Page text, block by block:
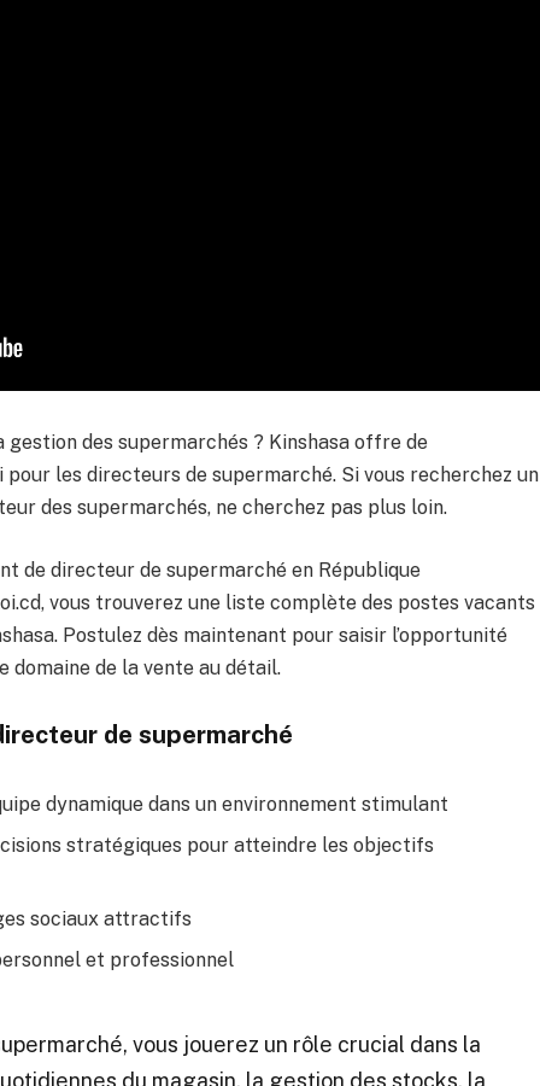
gestion des supermarchés ? Kinshasa offre de
pour les directeurs de supermarché. Si vous recherchez un
des supermarchés, ne cherchez pas plus loin.
de directeur de supermarché en République
vous trouverez une liste complète des postes vacants
Postulez dès maintenant pour saisir l’opportunité
domaine de la vente au détail.
de supermarché
dynamique dans un environnement stimulant
stratégiques pour atteindre les objectifs
sociaux attractifs
et professionnel
vous jouerez un rôle crucial dans la
du magasin, la gestion des stocks, la